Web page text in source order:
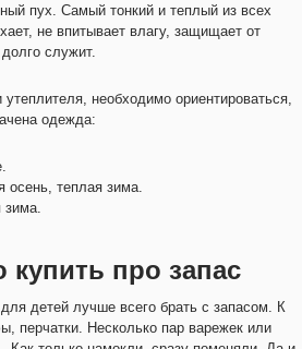
пух. Самый тонкий и теплый из всех
не впитывает влагу, защищает от
служит.
необходимо ориентироваться,
одежда:
осень, теплая зима.
про запас
детей лучше всего брать с запасом. К
перчатки. Несколько пар варежек или